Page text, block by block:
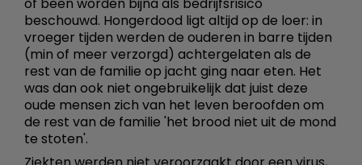
beschouwd. Hongerdood ligt altijd op de loer: in
vroeger tijden werden de ouderen in barre tijden
(min of meer verzorgd) achtergelaten als de
rest van de familie op jacht ging naar eten. Het
was dan ook niet ongebruikelijk dat juist deze
oude mensen zich van het leven beroofden om
de rest van de familie 'het brood niet uit de mond
te stoten'.